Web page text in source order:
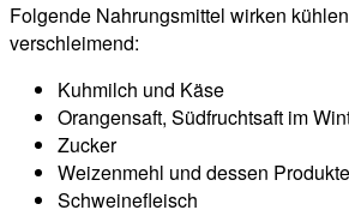
Folgende Nahrungsmittel wirken
verschleimend:
Kuhmilch und Käse
Orangensaft, Südfruchtsaft im
Zucker
Weizenmehl und dessen Produkte
Schweinefleisch